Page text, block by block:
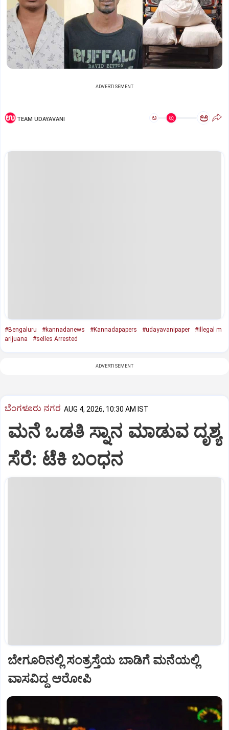
ADVERTISEMENT
TEAM UDAYAVANI ಅ ಅ
#Bengaluru #kannadanews #Kannadapapers #udayavanipaper
#illegal m
arijuana
#selles Arrested
ADVERTISEMENT
ಬೆಂಗಳೂರು ನಗರ AUG 4, 2026, 10:30 AM IST
ಮನೆ ಒಡತಿ ಸ್ನಾನ ಮಾಡುವ ದೃಶ್ಯ
ಸೆರೆ: ಟೆಕಿ ಬಂಧನ
ಬೇಗೂರಿನಲ್ಲಿ ಸಂತ್ರಸ್ತೆಯ ಬಾಡಿಗೆ ಮನೆಯಲ್ಲಿ
ವಾಸವಿದ್ದ ಆರೋಪಿ